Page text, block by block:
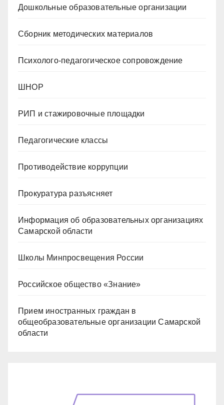
Дошкольные образовательные организации
Сборник методических материалов
Психолого-педагогическое сопровождение
ШНОР
РИП и стажировочные площадки
Педагогические классы
Противодействие коррупции
Прокуратура разъясняет
Информация об образовательных организациях
Самарской области
Школы Минпросвещения России
Российское общество «Знание»
Прием иностранных граждан в
общеобразовательные организации Самарской
области